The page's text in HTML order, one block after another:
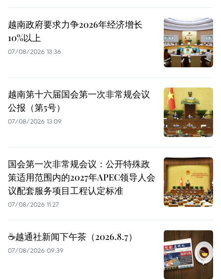
越南政府要求力争2026年经济增长
10%以上
07/08/2026 13:36
越南第十六届国会第一次非常规会议
公报（第5号）
07/08/2026 13:09
国会第一次非常规会议：公开特殊政
策适用范围内的2027年APEC领导人会
议配套服务项目工程认定标准
07/08/2026 11:27
☕️越通社新闻下午茶（2026.8.7）
07/08/2026 09:39